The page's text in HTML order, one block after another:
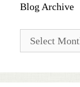
Blog Archive
Archive